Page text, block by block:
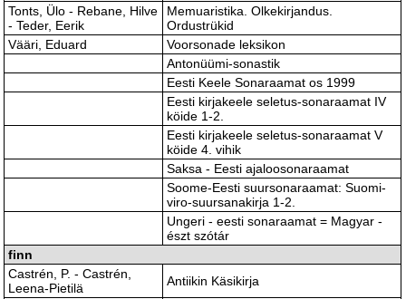
Tonts, Ülo - Rebane, Hilve
- Teder, Eerik
Memuaristika. Olkekirjandus.
Ordustrükid
Vääri, Eduard
Voorsonade leksikon
Antonüümi-sonastik
Eesti Keele Sonaraamat os 1999
Eesti kirjakeele seletus-sonaraamat IV
köide 1-2.
Eesti kirjakeele seletus-sonaraamat V
köide 4. vihik
Saksa - Eesti ajaloosonaraamat
Soome-Eesti suursonaraamat: Suomi-
viro-suursanakirja 1-2.
Ungeri - eesti sonaraamat = Magyar -
észt szótár
finn
Castrén, P. - Castrén,
Leena-Pietilä
Antiikin Käsikirja